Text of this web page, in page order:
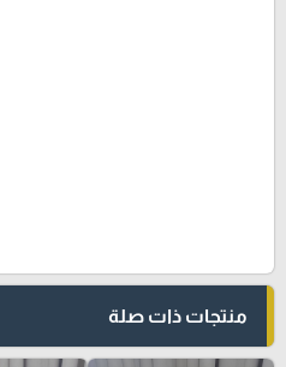
منتجات ذات صلة